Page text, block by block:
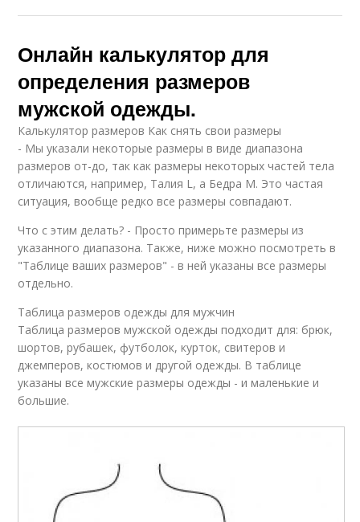
Онлайн калькулятор для
определения размеров
мужской одежды.
Калькулятор размеров Как снять свои размеры
- Мы указали некоторые размеры в виде диапазона
размеров от-до, так как размеры некоторых частей тела
отличаются, например, Талия L, а Бедра M. Это частая
ситуация, вообще редко все размеры совпадают.
Что с этим делать? - Просто примерьте размеры из
указанного диапазона. Также, ниже можно посмотреть в
"Таблице ваших размеров" - в ней указаны все размеры
отдельно.
Таблица размеров одежды для мужчин
Таблица размеров мужской одежды подходит для: брюк,
шортов, рубашек, футболок, курток, свитеров и
джемперов, костюмов и другой одежды. В таблице
указаны все мужские размеры одежды - и маленькие и
большие.